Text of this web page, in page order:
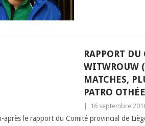
RAPPORT
WITWROUW
MATCHES,
PATRO OTHÉE
16 septembre
après le rapport du Comité provincial de